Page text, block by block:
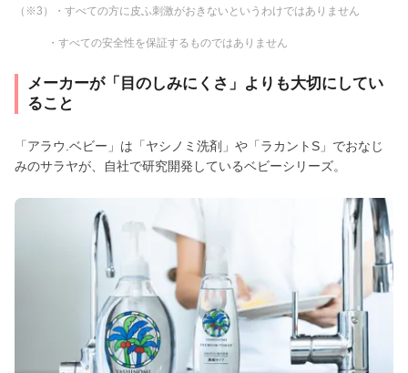
（※3）・すべての方に皮ふ刺激がおきないというわけではありません
・すべての安全性を保証するものではありません
メーカーが「目のしみにくさ」よりも大切にしてい
ること
「アラウ.ベビー」は「ヤシノミ洗剤」や「ラカントS」でおなじ
みのサラヤが、自社で研究開発しているベビーシリーズ。